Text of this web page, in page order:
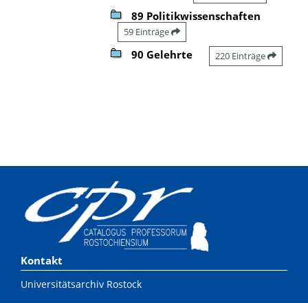
89 Politikwissenschaften
59 Einträge
90 Gelehrte 220 Einträge
Kontakt
Universitätsarchiv Rostock